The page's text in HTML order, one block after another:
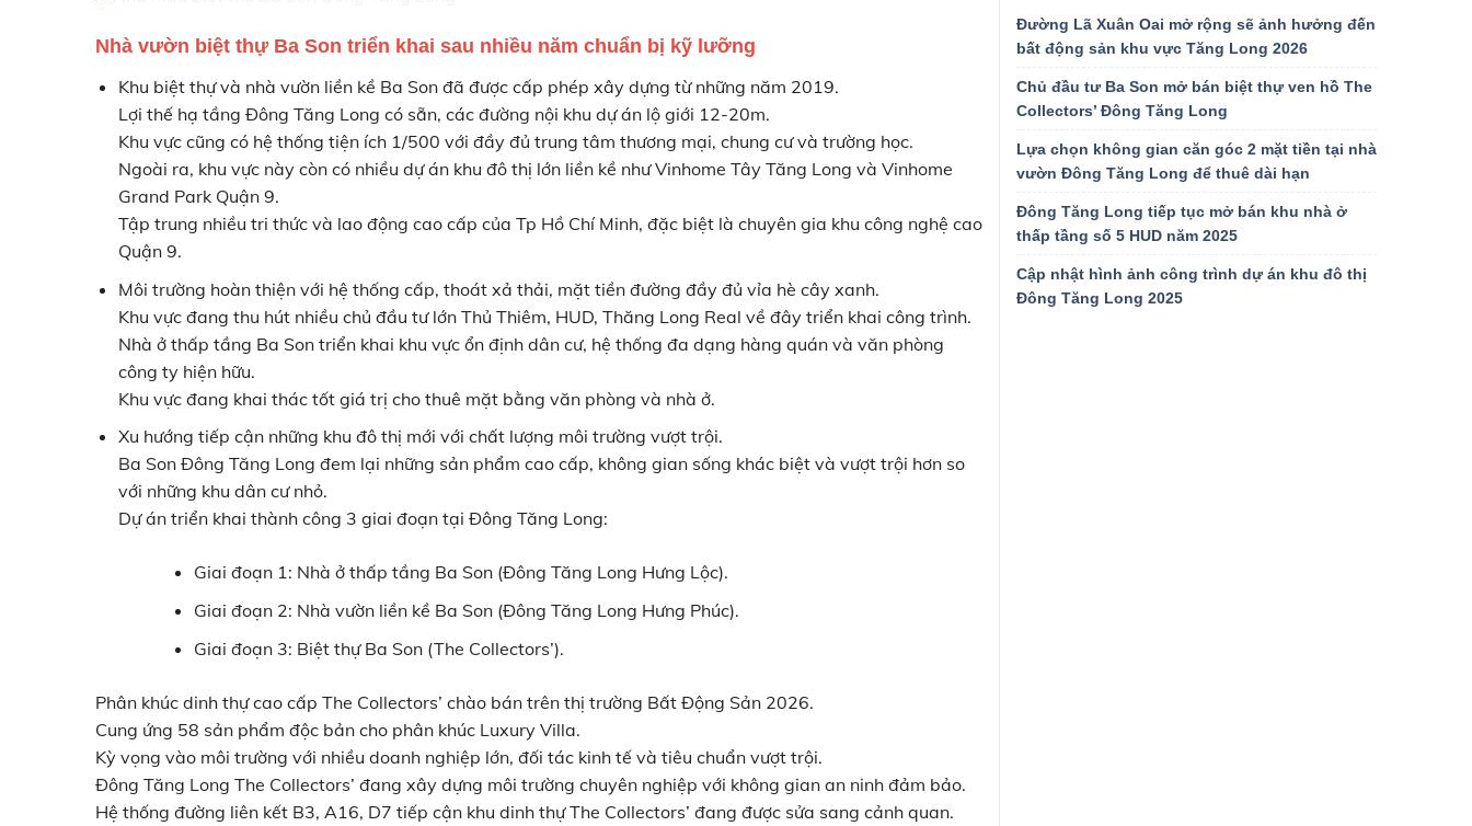
Nhà vườn biệt thự Ba Son triển khai sau nhiều năm chuẩn bị kỹ lưỡng
Khu biệt thự và nhà vườn liền kề Ba Son đã được cấp phép xây dựng từ những năm 2019.
Lợi thế hạ tầng Đông Tăng Long có sẵn, các đường nội khu dự án lộ giới 12-20m.
Khu vực cũng có hệ thống tiện ích 1/500 với đầy đủ trung tâm thương mại, chung cư và trường học.
Ngoài ra, khu vực này còn có nhiều dự án khu đô thị lớn liền kề như Vinhome Tây Tăng Long và Vinhome
Grand Park Quận 9.
Tập trung nhiều tri thức và lao động cao cấp của Tp Hồ Chí Minh, đặc biệt là chuyên gia khu công nghệ cao
Quận 9.
Môi trường hoàn thiện với hệ thống cấp, thoát xả thải, mặt tiền đường đầy đủ vỉa hè cây xanh.
Khu vực đang thu hút nhiều chủ đầu tư lớn Thủ Thiêm, HUD, Thăng Long Real về đây triển khai công trình.
Nhà ở thấp tầng Ba Son triển khai khu vực ổn định dân cư, hệ thống đa dạng hàng quán và văn phòng
công ty hiện hữu.
Khu vực đang khai thác tốt giá trị cho thuê mặt bằng văn phòng và nhà ở.
Xu hướng tiếp cận những khu đô thị mới với chất lượng môi trường vượt trội.
Ba Son Đông Tăng Long đem lại những sản phẩm cao cấp, không gian sống khác biệt và vượt trội hơn so
với những khu dân cư nhỏ.
Dự án triển khai thành công 3 giai đoạn tại Đông Tăng Long:
Giai đoạn 1: Nhà ở thấp tầng Ba Son (Đông Tăng Long Hưng Lộc).
Giai đoạn 2: Nhà vườn liền kề Ba Son (Đông Tăng Long Hưng Phúc).
Giai đoạn 3: Biệt thự Ba Son (The Collectors’).
Phân khúc dinh thự cao cấp The Collectors’ chào bán trên thị trường Bất Động Sản 2026.
Cung ứng 58 sản phẩm độc bản cho phân khúc Luxury Villa.
Kỳ vọng vào môi trường với nhiều doanh nghiệp lớn, đối tác kinh tế và tiêu chuẩn vượt trội.
Đông Tăng Long The Collectors’ đang xây dựng môi trường chuyên nghiệp với không gian an ninh đảm bảo.
Hệ thống đường liên kết B3, A16, D7 tiếp cận khu dinh thự The Collectors’ đang được sửa sang cảnh quan.
Đường Lã Xuân Oai mở rộng sẽ ảnh hưởng đến
bất động sản khu vực Tăng Long 2026
Chủ đầu tư Ba Son mở bán biệt thự ven hồ The
Collectors’ Đông Tăng Long
Lựa chọn không gian căn góc 2 mặt tiền tại nhà
vườn Đông Tăng Long để thuê dài hạn
Đông Tăng Long tiếp tục mở bán khu nhà ở
thấp tầng số 5 HUD năm 2025
Cập nhật hình ảnh công trình dự án khu đô thị
Đông Tăng Long 2025